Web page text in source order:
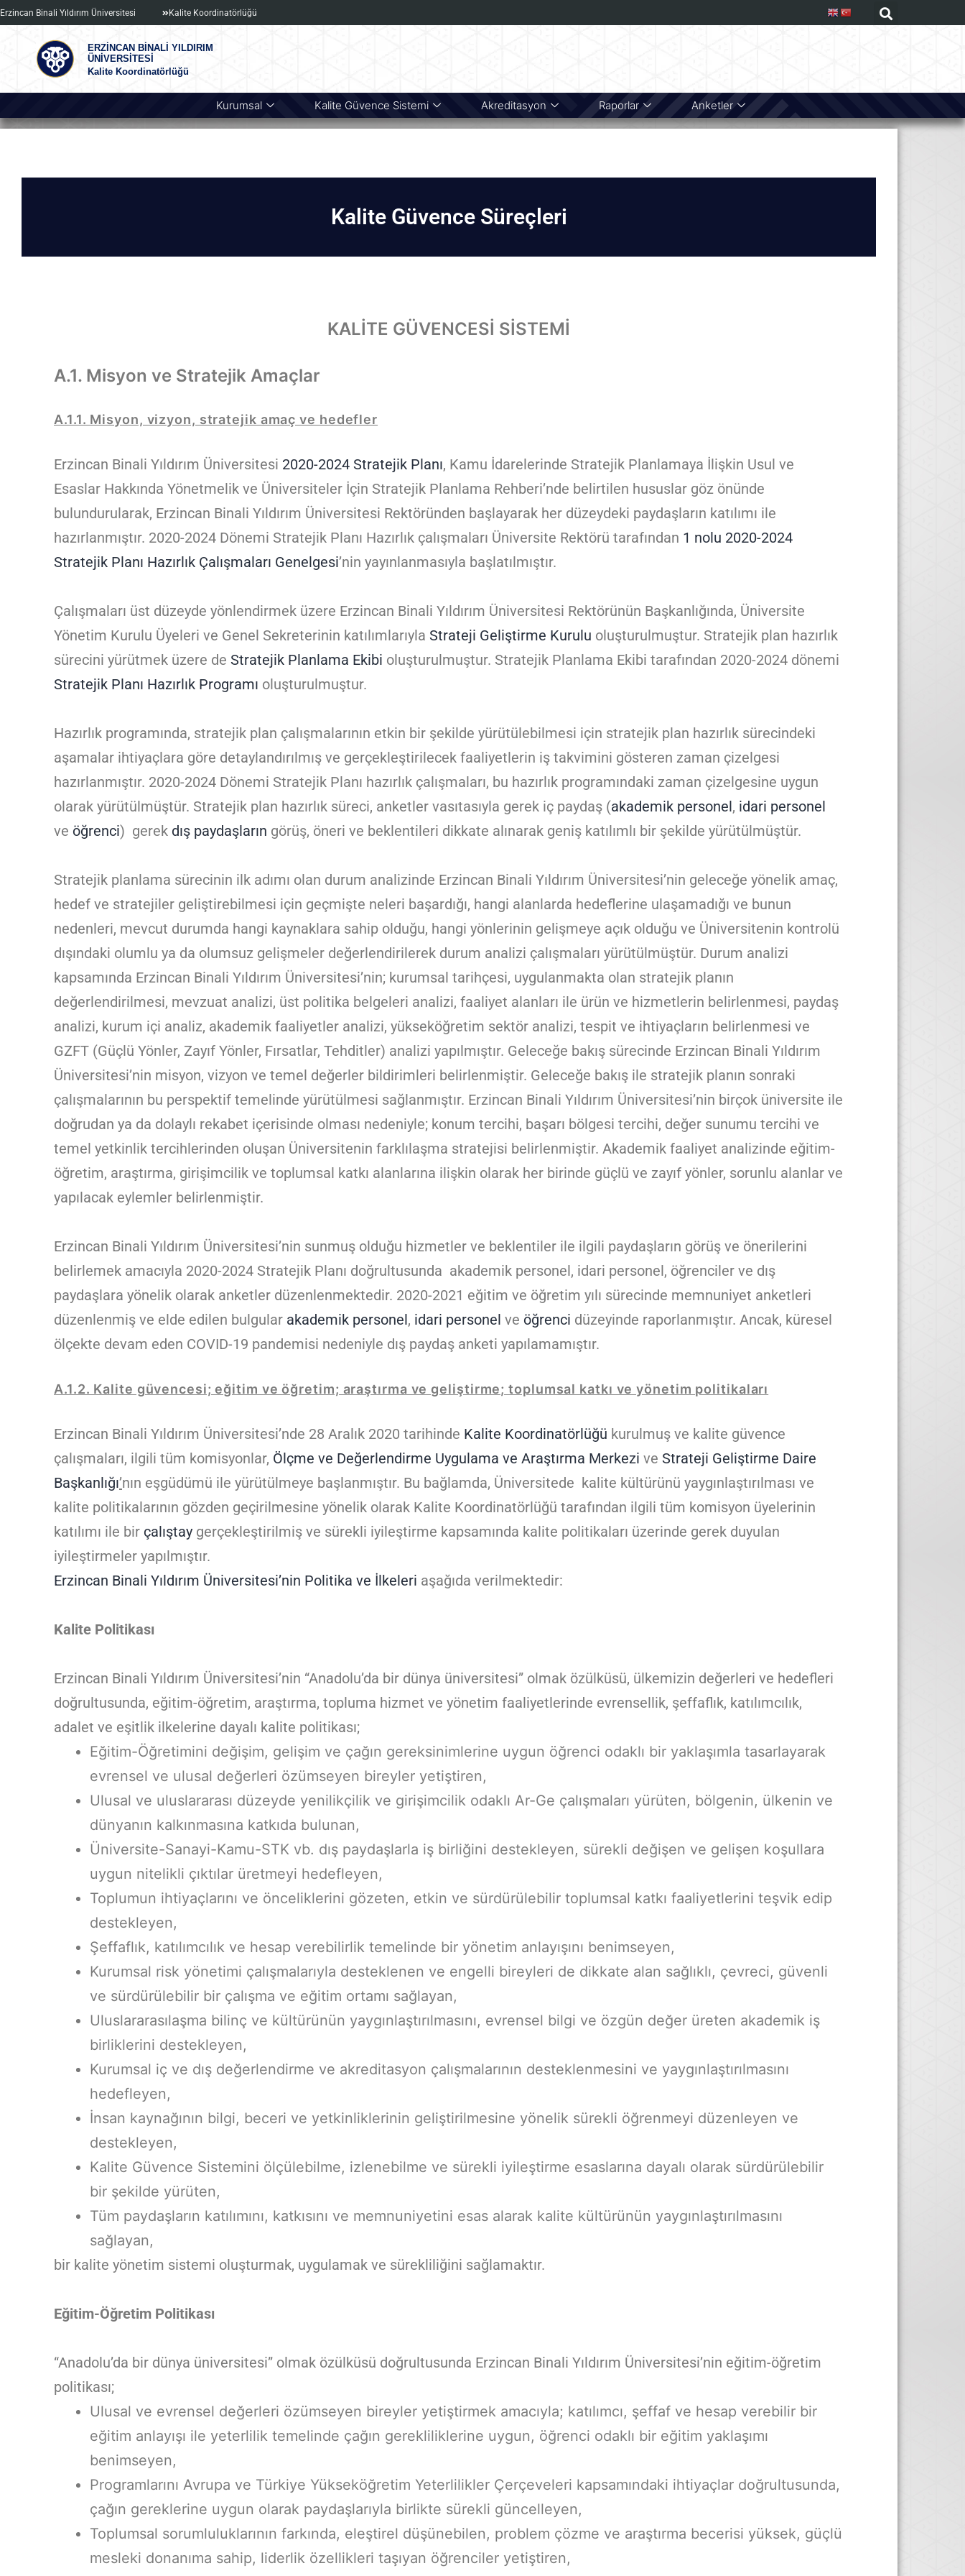
Erzincan Binali Yıldırım Üniversitesi Kalite Koordinatörlüğü
ERZİNCAN BİNALİ YILDIRIM
ÜNİVERSİTESİ
Kalite Koordinatörlüğü
Kurumsal Kalite Güvence Sistemi Akreditasyon Raporlar Anketler
Kalite Güvence Süreçleri
KALİTE GÜVENCESİ SİSTEMİ
A.1. Misyon ve Stratejik Amaçlar
A.1.1. Misyon, vizyon, stratejik amaç ve hedefler
Erzincan Binali Yıldırım Üniversitesi 2020-2024 Stratejik Planı, Kamu İdarelerinde Stratejik Planlamaya İlişkin Usul ve
Esaslar Hakkında Yönetmelik ve Üniversiteler İçin Stratejik Planlama Rehberi’nde belirtilen hususlar göz önünde
bulundurularak, Erzincan Binali Yıldırım Üniversitesi Rektöründen başlayarak her düzeydeki paydaşların katılımı ile
hazırlanmıştır. 2020-2024 Dönemi Stratejik Planı Hazırlık çalışmaları Üniversite Rektörü tarafından 1 nolu 2020-2024
Stratejik Planı Hazırlık Çalışmaları Genelgesi’nin yayınlanmasıyla başlatılmıştır.
Çalışmaları üst düzeyde yönlendirmek üzere Erzincan Binali Yıldırım Üniversitesi Rektörünün Başkanlığında, Üniversite
Yönetim Kurulu Üyeleri ve Genel Sekreterinin katılımlarıyla Strateji Geliştirme Kurulu oluşturulmuştur. Stratejik plan hazırlık
sürecini yürütmek üzere de Stratejik Planlama Ekibi oluşturulmuştur. Stratejik Planlama Ekibi tarafından 2020-2024 dönemi
Stratejik Planı Hazırlık Programı oluşturulmuştur.
Hazırlık programında, stratejik plan çalışmalarının etkin bir şekilde yürütülebilmesi için stratejik plan hazırlık sürecindeki
aşamalar ihtiyaçlara göre detaylandırılmış ve gerçekleştirilecek faaliyetlerin iş takvimini gösteren zaman çizelgesi
hazırlanmıştır. 2020-2024 Dönemi Stratejik Planı hazırlık çalışmaları, bu hazırlık programındaki zaman çizelgesine uygun
olarak yürütülmüştür. Stratejik plan hazırlık süreci, anketler vasıtasıyla gerek iç paydaş (akademik personel, idari personel
ve öğrenci) gerek dış paydaşların görüş, öneri ve beklentileri dikkate alınarak geniş katılımlı bir şekilde yürütülmüştür.
Stratejik planlama sürecinin ilk adımı olan durum analizinde Erzincan Binali Yıldırım Üniversitesi’nin geleceğe yönelik amaç,
hedef ve stratejiler geliştirebilmesi için geçmişte neleri başardığı, hangi alanlarda hedeflerine ulaşamadığı ve bunun
nedenleri, mevcut durumda hangi kaynaklara sahip olduğu, hangi yönlerinin gelişmeye açık olduğu ve Üniversitenin kontrolü
dışındaki olumlu ya da olumsuz gelişmeler değerlendirilerek durum analizi çalışmaları yürütülmüştür. Durum analizi
kapsamında Erzincan Binali Yıldırım Üniversitesi’nin; kurumsal tarihçesi, uygulanmakta olan stratejik planın
değerlendirilmesi, mevzuat analizi, üst politika belgeleri analizi, faaliyet alanları ile ürün ve hizmetlerin belirlenmesi, paydaş
analizi, kurum içi analiz, akademik faaliyetler analizi, yükseköğretim sektör analizi, tespit ve ihtiyaçların belirlenmesi ve
GZFT (Güçlü Yönler, Zayıf Yönler, Fırsatlar, Tehditler) analizi yapılmıştır. Geleceğe bakış sürecinde Erzincan Binali Yıldırım
Üniversitesi’nin misyon, vizyon ve temel değerler bildirimleri belirlenmiştir. Geleceğe bakış ile stratejik planın sonraki
çalışmalarının bu perspektif temelinde yürütülmesi sağlanmıştır. Erzincan Binali Yıldırım Üniversitesi’nin birçok üniversite ile
doğrudan ya da dolaylı rekabet içerisinde olması nedeniyle; konum tercihi, başarı bölgesi tercihi, değer sunumu tercihi ve
temel yetkinlik tercihlerinden oluşan Üniversitenin farklılaşma stratejisi belirlenmiştir. Akademik faaliyet analizinde eğitim-
öğretim, araştırma, girişimcilik ve toplumsal katkı alanlarına ilişkin olarak her birinde güçlü ve zayıf yönler, sorunlu alanlar ve
yapılacak eylemler belirlenmiştir.
Erzincan Binali Yıldırım Üniversitesi’nin sunmuş olduğu hizmetler ve beklentiler ile ilgili paydaşların görüş ve önerilerini
belirlemek amacıyla 2020-2024 Stratejik Planı doğrultusunda akademik personel, idari personel, öğrenciler ve dış
paydaşlara yönelik olarak anketler düzenlenmektedir. 2020-2021 eğitim ve öğretim yılı sürecinde memnuniyet anketleri
düzenlenmiş ve elde edilen bulgular akademik personel, idari personel ve öğrenci düzeyinde raporlanmıştır. Ancak, küresel
ölçekte devam eden COVID-19 pandemisi nedeniyle dış paydaş anketi yapılamamıştır.
A.1.2. Kalite güvencesi; eğitim ve öğretim; araştırma ve geliştirme; toplumsal katkı ve yönetim politikaları
Erzincan Binali Yıldırım Üniversitesi’nde 28 Aralık 2020 tarihinde Kalite Koordinatörlüğü kurulmuş ve kalite güvence
çalışmaları, ilgili tüm komisyonlar, Ölçme ve Değerlendirme Uygulama ve Araştırma Merkezi ve Strateji Geliştirme Daire
Başkanlığı’nın eşgüdümü ile yürütülmeye başlanmıştır. Bu bağlamda, Üniversitede kalite kültürünü yaygınlaştırılması ve
kalite politikalarının gözden geçirilmesine yönelik olarak Kalite Koordinatörlüğü tarafından ilgili tüm komisyon üyelerinin
katılımı ile bir çalıştay gerçekleştirilmiş ve sürekli iyileştirme kapsamında kalite politikaları üzerinde gerek duyulan
iyileştirmeler yapılmıştır.
Erzincan Binali Yıldırım Üniversitesi’nin Politika ve İlkeleri aşağıda verilmektedir:
Kalite Politikası
Erzincan Binali Yıldırım Üniversitesi’nin “Anadolu’da bir dünya üniversitesi” olmak özülküsü, ülkemizin değerleri ve hedefleri
doğrultusunda, eğitim-öğretim, araştırma, topluma hizmet ve yönetim faaliyetlerinde evrensellik, şeffaflık, katılımcılık,
adalet ve eşitlik ilkelerine dayalı kalite politikası;
Eğitim-Öğretimini değişim, gelişim ve çağın gereksinimlerine uygun öğrenci odaklı bir yaklaşımla tasarlayarak
evrensel ve ulusal değerleri özümseyen bireyler yetiştiren,
Ulusal ve uluslararası düzeyde yenilikçilik ve girişimcilik odaklı Ar-Ge çalışmaları yürüten, bölgenin, ülkenin ve
dünyanın kalkınmasına katkıda bulunan,
Üniversite-Sanayi-Kamu-STK vb. dış paydaşlarla iş birliğini destekleyen, sürekli değişen ve gelişen koşullara
uygun nitelikli çıktılar üretmeyi hedefleyen,
Toplumun ihtiyaçlarını ve önceliklerini gözeten, etkin ve sürdürülebilir toplumsal katkı faaliyetlerini teşvik edip
destekleyen,
Şeffaflık, katılımcılık ve hesap verebilirlik temelinde bir yönetim anlayışını benimseyen,
Kurumsal risk yönetimi çalışmalarıyla desteklenen ve engelli bireyleri de dikkate alan sağlıklı, çevreci, güvenli
ve sürdürülebilir bir çalışma ve eğitim ortamı sağlayan,
Uluslararasılaşma bilinç ve kültürünün yaygınlaştırılmasını, evrensel bilgi ve özgün değer üreten akademik iş
birliklerini destekleyen,
Kurumsal iç ve dış değerlendirme ve akreditasyon çalışmalarının desteklenmesini ve yaygınlaştırılmasını
hedefleyen,
İnsan kaynağının bilgi, beceri ve yetkinliklerinin geliştirilmesine yönelik sürekli öğrenmeyi düzenleyen ve
destekleyen,
Kalite Güvence Sistemini ölçülebilme, izlenebilme ve sürekli iyileştirme esaslarına dayalı olarak sürdürülebilir
bir şekilde yürüten,
Tüm paydaşların katılımını, katkısını ve memnuniyetini esas alarak kalite kültürünün yaygınlaştırılmasını
sağlayan,
bir kalite yönetim sistemi oluşturmak, uygulamak ve sürekliliğini sağlamaktır.
Eğitim-Öğretim Politikası
“Anadolu’da bir dünya üniversitesi” olmak özülküsü doğrultusunda Erzincan Binali Yıldırım Üniversitesi’nin eğitim-öğretim
politikası;
Ulusal ve evrensel değerleri özümseyen bireyler yetiştirmek amacıyla; katılımcı, şeffaf ve hesap verebilir bir
eğitim anlayışı ile yeterlilik temelinde çağın gerekliliklerine uygun, öğrenci odaklı bir eğitim yaklaşımı
benimseyen,
Programlarını Avrupa ve Türkiye Yükseköğretim Yeterlilikler Çerçeveleri kapsamındaki ihtiyaçlar doğrultusunda,
çağın gereklerine uygun olarak paydaşlarıyla birlikte sürekli güncelleyen,
Toplumsal sorumluluklarının farkında, eleştirel düşünebilen, problem çözme ve araştırma becerisi yüksek, güçlü
mesleki donanıma sahip, liderlik özellikleri taşıyan öğrenciler yetiştiren,